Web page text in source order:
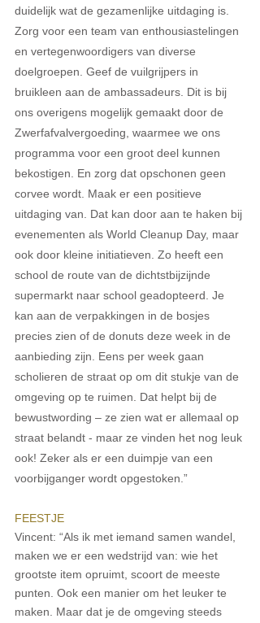
duidelijk wat de gezamenlijke uitdaging is.
Zorg voor een team van enthousiastelingen
en vertegenwoordigers van diverse
doelgroepen. Geef de vuilgrijpers in
bruikleen aan de ambassadeurs. Dit is bij
ons overigens mogelijk gemaakt door de
Zwerfafvalvergoeding, waarmee we ons
programma voor een groot deel kunnen
bekostigen. En zorg dat opschonen geen
corvee wordt. Maak er een positieve
uitdaging van. Dat kan door aan te haken bij
evenementen als World Cleanup Day, maar
ook door kleine initiatieven. Zo heeft een
school de route van de dichtstbijzijnde
supermarkt naar school geadopteerd. Je
kan aan de verpakkingen in de bosjes
precies zien of de donuts deze week in de
aanbieding zijn. Eens per week gaan
scholieren de straat op om dit stukje van de
omgeving op te ruimen. Dat helpt bij de
bewustwording – ze zien wat er allemaal op
straat belandt - maar ze vinden het nog leuk
ook! Zeker als er een duimpje van een
voorbijganger wordt opgestoken.”
FEESTJE
Vincent: “Als ik met iemand samen wandel,
maken we er een wedstrijd van: wie het
grootste item opruimt, scoort de meeste
punten. Ook een manier om het leuker te
maken. Maar dat je de omgeving steeds